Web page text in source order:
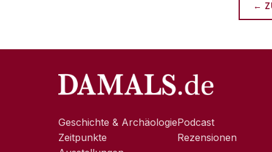
←
Geschichte & Archäologie
Zeitpunkte
Podcast
Rezensionen